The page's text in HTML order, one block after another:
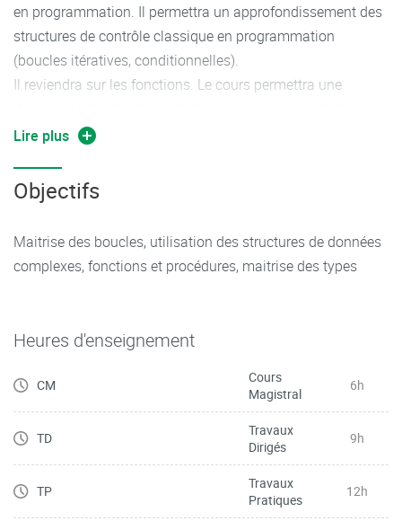
en programmation. Il permettra un approfondissement des
structures de contrôle classique en programmation
(boucles itératives, conditionnelles).
Il reviendra sur les fonctions. Le cours permettra une
multi-dimensionnel, dictionnaires). Il abordera également la
Lire plus
Objectifs
Maitrise des boucles, utilisation des structures de données
complexes, fonctions et procédures, maitrise des types
Heures d'enseignement
CM
Cours
Magistral
6h
TD
Travaux
Dirigés
9h
TP
Travaux
Pratiques
12h